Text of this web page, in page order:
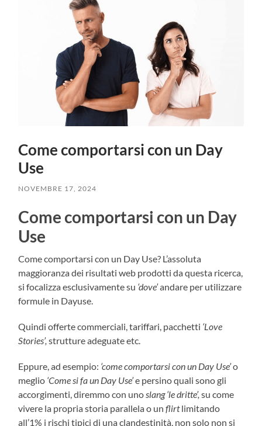
Come comportarsi con un Day
Use
NOVEMBRE 17, 2024
Come comportarsi con un Day
Use
Come comportarsi con un Day Use? L’assoluta
maggioranza dei risultati web prodotti da questa ricerca,
si focalizza esclusivamente su ‘dove’andare per utilizzare
formule in Dayuse.
Quindi offerte commerciali, tariffari, pacchetti ‘Love
Stories’, strutture adeguate etc.
Eppure, ad esempio: ‘come comportarsi con un Day Use’o
meglio ‘Come si fa un Day Use’e persino quali sono gli
accorgimenti, diremmo con unoslang ‘le dritte’, su come
vivere la propria storia parallela o unflirtlimitando
all’1% i rischi tipici di una clandestinità, non solo non si